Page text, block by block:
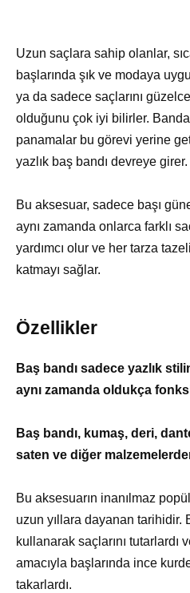
Uzun saçlara sahip olanlar,
başlarında şık ve modaya
ya da sadece saçlarını
olduğunu çok iyi bilirler.
panamalar bu görevi yerine
yazlık baş bandı devreye girer.
Bu aksesuar, sadece başı
aynı zamanda onlarca farklı
yardımcı olur ve her tarza
katmayı sağlar.
Özellikler
Baş bandı sadece yazlık
aynı zamanda oldukça
Baş bandı, kumaş, deri,
saten ve diğer
Bu aksesuarın inanılmaz
uzun yıllara dayanan tarihidir.
kullanarak saçlarını tutarlardı
amacıyla başlarında ince
takarlardı.